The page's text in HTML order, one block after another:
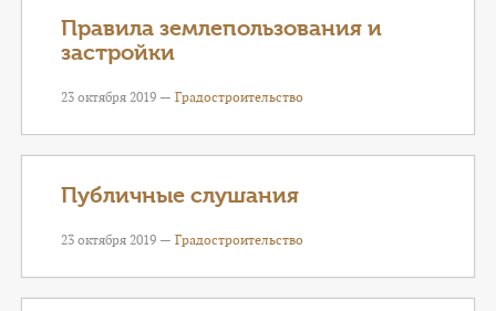
Правила землепользования и
застройки
23 октября 2019 — Градостроительство
Публичные слушания
23 октября 2019 — Градостроительство